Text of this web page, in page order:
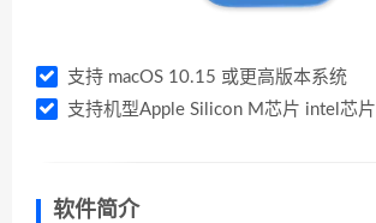
支持 macOS 10.15 或更高版本系统
支持机型Apple Silicon M芯片 intel芯片
软件简介